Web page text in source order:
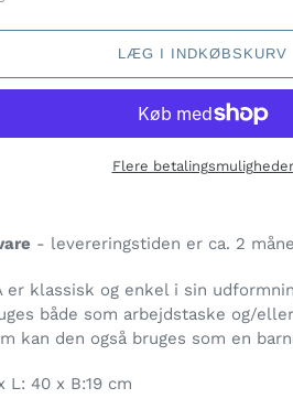
LÆG I INDKØBSKURV
Flere betalingsmuligheder
- levereringstiden er ca. 2
er klassisk og enkel i sin
både som arbejdstaske og/
kan den også bruges som en
L: 40 x B:19 cm